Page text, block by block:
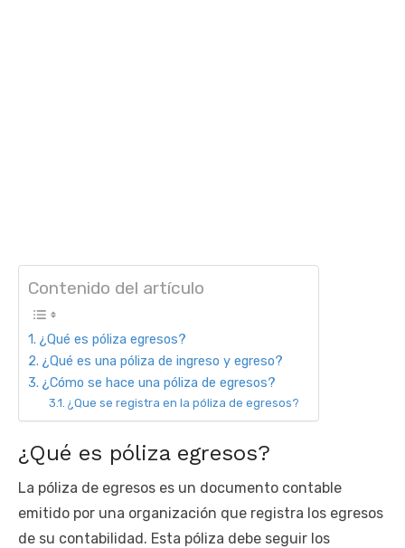
Contenido del artículo
¿Qué es póliza egresos?
¿Qué es una póliza de ingreso y egreso?
¿Cómo se hace una póliza de egresos?
¿Que se registra en la póliza de egresos?
¿Qué es póliza egresos?
La póliza de egresos es un documento contable
emitido por una organización que registra los egresos
de su contabilidad. Esta póliza debe seguir los